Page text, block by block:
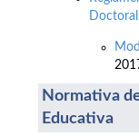
Normativa
Educativa